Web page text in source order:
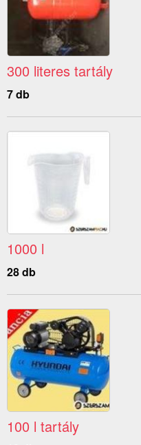
300 literes tartály
7 db
1000 l
28 db
100 l tartály